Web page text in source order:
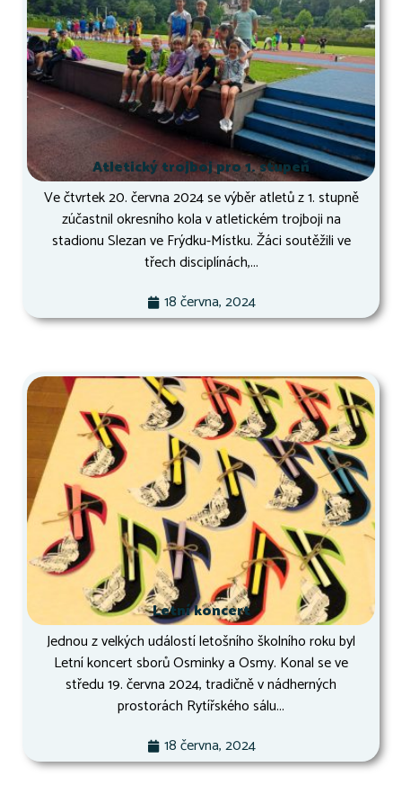
Atletický trojboj pro 1. stupeň
Ve čtvrtek 20. června 2024 se výběr atletů z 1. stupně
zúčastnil okresního kola v atletickém trojboji na
stadionu Slezan ve Frýdku-Místku. Žáci soutěžili ve
třech disciplínách,...
18 června, 2024
Letní koncert
Jednou z velkých událostí letošního školního roku byl
Letní koncert sborů Osminky a Osmy. Konal se ve
středu 19. června 2024, tradičně v nádherných
prostorách Rytířského sálu...
18 června, 2024